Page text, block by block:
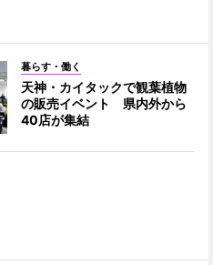
暮らす・働く
天神・カイタックで観葉植物
の販売イベント 県内外から
40店が集結